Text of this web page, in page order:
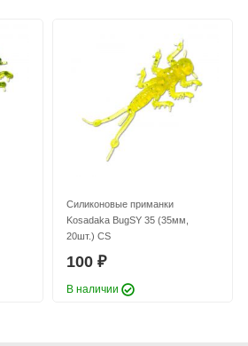
Силиконовые приманки
Kosadaka BugSY 35 (35мм,
20шт.) CS
100 ₽
В наличии